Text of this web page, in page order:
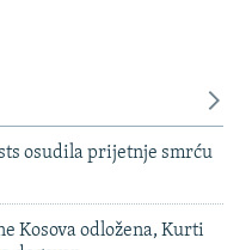
osudila prijetnje smrću
Kosova odložena, Kurti